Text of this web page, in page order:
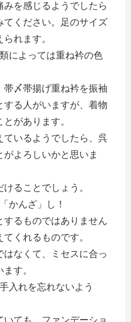
を感じるようでしたら
てください。足のサイズ
れます。
によっては重ね衿の色
帯〆帯揚げ重ね衿を振袖
する人がいますが、着物
があります。
ているようでしたら、呉
よろしいかと思いま
ることでしょう。
かんざ」し！
るものではありません
くれるものです。
はなくて、ミセスに合っ
す。
入れを忘れないよう
ても、ファンデーショ